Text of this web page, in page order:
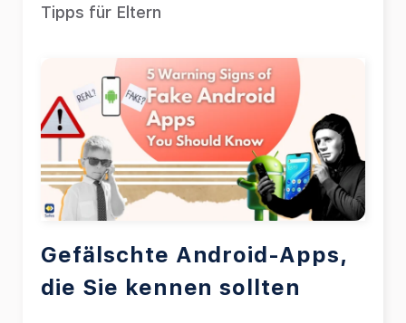
Tipps für Eltern
Gefälschte Android-Apps,
die Sie kennen sollten